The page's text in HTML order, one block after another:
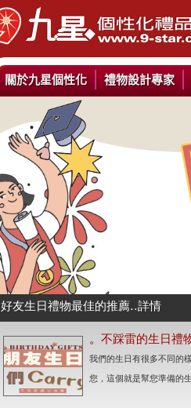
關於九星個性化 禮物設計專家
情人抱枕我們幫你挑好了..詳情
好友生日禮物最佳的推薦..詳情
公仔娃娃製作與場景推薦..詳情
人像Q畫似顏繪圖可愛喔..詳情
老人防走失牌製作-手鍊..詳情
情人抱枕我們幫你挑好了..詳情
。 不踩雷的生日禮
我們的生日有很多不同的
您，這個就是幫您準備的